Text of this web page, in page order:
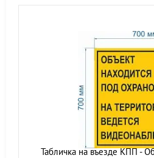
Табличка на въезде КПП -